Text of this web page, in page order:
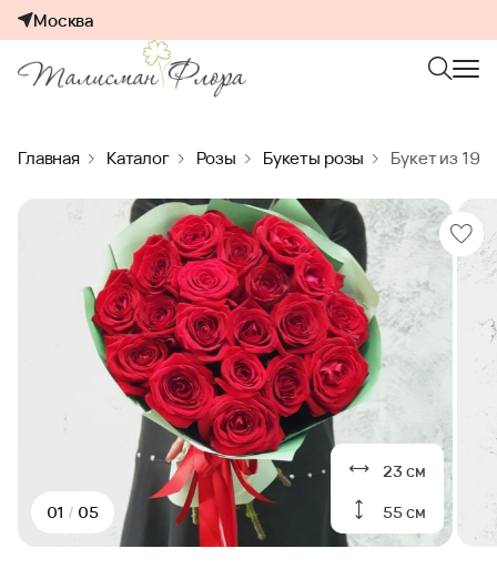
Москва
Главная Каталог Розы Букеты розы Букет из 19
23 см
55 см
01 / 05